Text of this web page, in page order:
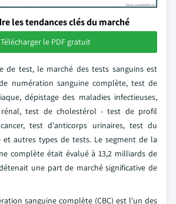
les tendances clés du marché
Télécharger le PDF gratuit
de test, le marché des tests sanguins est
numération sanguine complète, test de
dépistage des maladies infectieuses,
test de cholestérol - test de profil
test d'anticorps urinaires, test du
autres types de tests. Le segment de la
complète était évalué à 13,2 milliards de
une part de marché significative de
sanguine complète (CBC) est l'un des